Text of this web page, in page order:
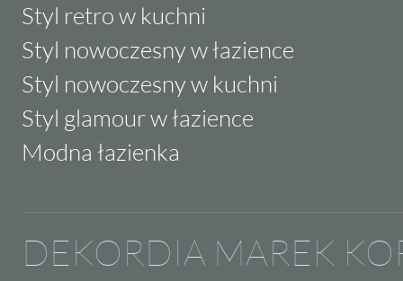
Styl retro w kuchni
Styl nowoczesny w łazience
Styl nowoczesny w kuchni
Styl glamour w łazience
Modna łazienka
DEKORDIA MAREK